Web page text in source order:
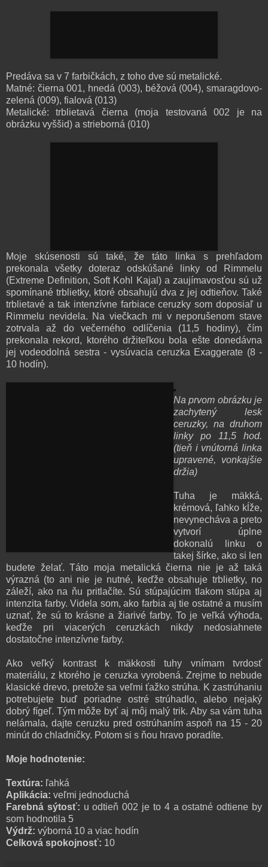
Predáva sa v 7 farbičkách, z toho dve sú metalické.
Matné: čierna 001, hnedá (003), béžová (004), smaragdovo-
zelená (009), fialová (013)
Metalické: trblietavá čierna (moja testovaná 002 je na
obrázku vyššid) a strieborná (010)
Moje skúsenosti sú také, že táto linka s prehľadom
prekonala všetky doteraz odskúšané linky od Rimmelu
(Extreme Definition, Soft Kohl Kajal) a zaujímavosťou sú už
spomínané trblietky, ktoré obsahujú dva z jej odtieňov. Také
trblietavé a tak intenzívne farbiace ceruzky som doposiaľ u
Rimmelu nevidela. Na viečkach mi v neporušenom stave
zotrvala až do večerného odlíčenia (11,5 hodiny), čím
prekonala rekord, ktorého držiteľkou bola ešte donedávna
jej vodeodolná sestra - vysúvacia ceruzka Exaggerate (8 -
10 hodín).
Na prvom obrázku je
zachytený lesk
ceruzky, na druhom
linky po 11,5 hod.
(tieň i vnútorná linka
upravené, vonkajšie
držia)
Tuha je mäkká,
krémová, ľahko kĺže,
nevynecháva a preto
vytvorí úplne
dokonalú linku o
takej šírke, ako si len
budete želať. Táto moja metalická čierna nie je až taká
výrazná (to ani nie je nutné, keďže obsahuje trblietky, no
záleží, ako na ňu pritlačíte. Sú stúpajúcim tlakom stúpa aj
intenzita farby. Videla som, ako farbia aj tie ostatné a musím
uznať, že sú to krásne a žiarivé farby. To je veľká výhoda,
keďže pri viacerých ceruzkách nikdy nedosiahnete
dostatočne intenzívne farby.
Ako veľký kontrast k mäkkosti tuhy vnímam tvrdosť
materiálu, z ktorého je ceruzka vyrobená. Zrejme to nebude
klasické drevo, pretože sa veľmi ťažko strúha. K zastrúhaniu
potrebujete buď poriadne ostré strúhadlo, alebo nejaký
dobrý fígeľ. Tým môže byť aj môj malý trik. Aby sa vám tuha
nelámala, dajte ceruzku pred ostrúhaním aspoň na 15 - 20
minút do chladničky. Potom si s ňou hravo poradíte.
Moje hodnotenie:
Textúra: ľahká
Aplikácia: veľmi jednoduchá
Farebná sýtosť: u odtieň 002 je to 4 a ostatné odtiene by
som hodnotila 5
Výdrž: výborná 10 a viac hodín
Celková spokojnosť: 10